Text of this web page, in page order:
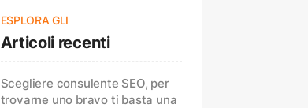
ESPLORA GLI
Articoli recenti
Scegliere consulente SEO, per
trovarne uno bravo ti basta una